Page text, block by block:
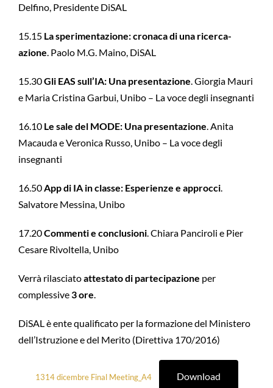
Delfino, Presidente DiSAL
15.15 La sperimentazione: cronaca di una ricerca-
azione. Paolo M.G. Maino, DiSAL
15.30Gli EAS sull’IA: Una presentazione. Giorgia Mauri
e Maria Cristina Garbui, Unibo – La voce degli insegnanti
16.10Le sale del MODE: Una presentazione. Anita
Macauda e Veronica Russo, Unibo – La voce degli
insegnanti
16.50App di IA in classe: Esperienze e approcci.
Salvatore Messina, Unibo
17.20Commenti e conclusioni. Chiara Panciroli e Pier
Cesare Rivoltella, Unibo
Verrà rilasciatoattestato di partecipazione per
complessive3 ore.
DiSAL è ente qualificato per la formazione del Ministero
dell’Istruzione e del Merito (Direttiva 170/2016)
1314 dicembre Final Meeting_A4 Download